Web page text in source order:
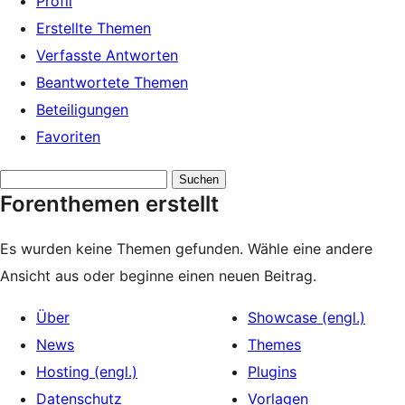
Erstellte Themen
Verfasste Antworten
Beantwortete Themen
Beteiligungen
Favoriten
suchen:
Forenthemen erstellt
Es wurden keine Themen gefunden. Wähle eine andere
Ansicht aus oder beginne einen neuen Beitrag.
Über
News
Hosting (engl.)
Datenschutz
Showcase (engl.)
Themes
Plugins
Vorlagen